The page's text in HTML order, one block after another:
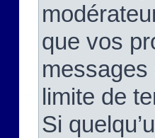
que vos
limite de
Si